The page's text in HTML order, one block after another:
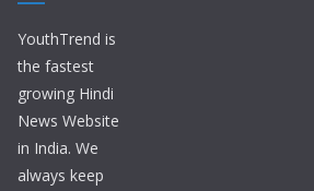
YouthTrend is
the fastest
growing Hindi
News Website
in India. We
always keep